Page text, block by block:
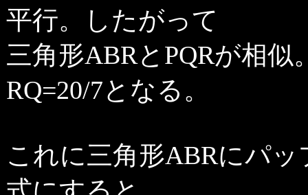
平行。したがって
三角形ABRとPQRが相似
RQ=20/7となる。
これに三角形ABRにパ